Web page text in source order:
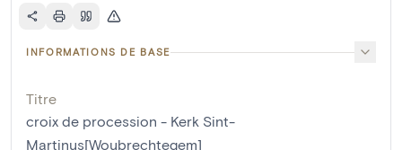
INFORMATIONS DE BASE
Titre
croix de procession - Kerk Sint-
Martinus[Woubrechtegem]